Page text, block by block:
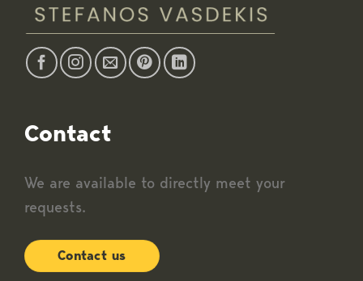
Contact
We are available to directly meet your
requests.
Contact us